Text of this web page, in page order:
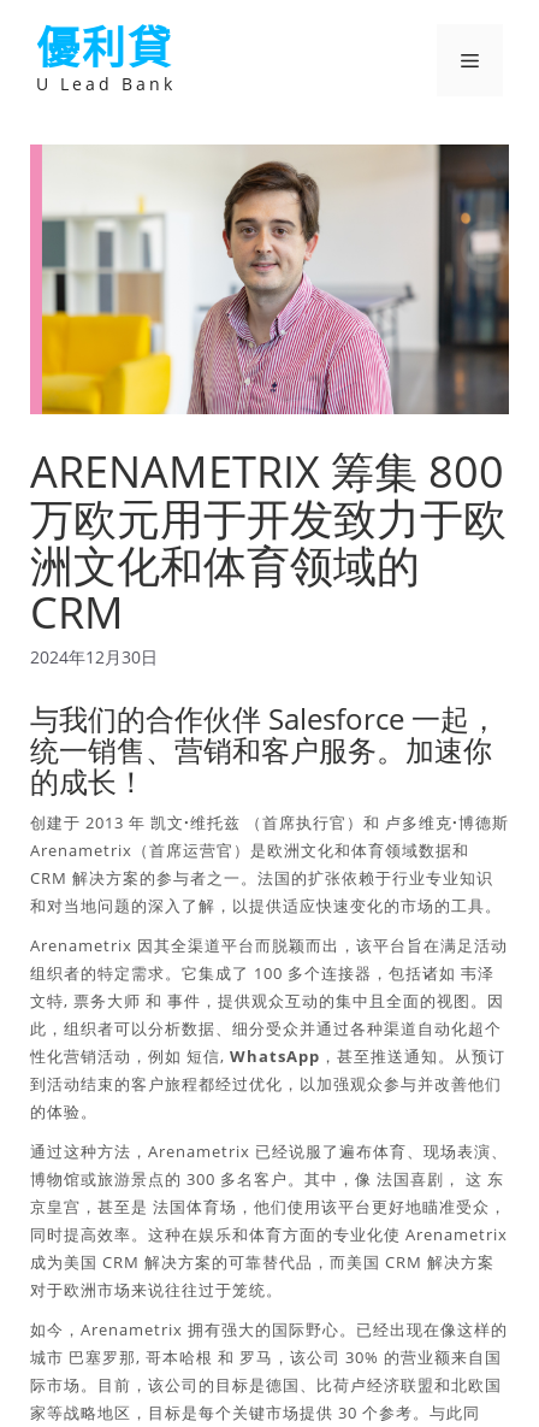
優利貸
U Lead Bank
選
ARENAMETRIX 筹集 800
万欧元用于开发致力于欧
洲文化和体育领域的
CRM
2024年12月30日
与我们的合作伙伴 Salesforce 一起，
统一销售、营销和客户服务。加速你
的成长！
创建于 2013 年 凯文·维托兹 （首席执行官）和 卢多维克·博德斯
Arenametrix（首席运营官）是欧洲文化和体育领域数据和
CRM 解决方案的参与者之一。法国的扩张依赖于行业专业知识
和对当地问题的深入了解，以提供适应快速变化的市场的工具。
Arenametrix 因其全渠道平台而脱颖而出，该平台旨在满足活动
组织者的特定需求。它集成了 100 多个连接器，包括诸如 韦泽
文特, 票务大师 和 事件 ，提供观众互动的集中且全面的视图。因
此，组织者可以分析数据、细分受众并通过各种渠道自动化超个
性化营销活动，例如 短信, WhatsApp ，甚至推送通知。从预订
到活动结束的客户旅程都经过优化，以加强观众参与并改善他们
的体验。
通过这种方法，Arenametrix 已经说服了遍布体育、现场表演、
博物馆或旅游景点的 300 多名客户。其中，像 法国喜剧 ， 这 东
京皇宫 ，甚至是 法国体育场 ，他们使用该平台更好地瞄准受众，
同时提高效率。这种在娱乐和体育方面的专业化使 Arenametrix
成为美国 CRM 解决方案的可靠替代品，而美国 CRM 解决方案
对于欧洲市场来说往往过于笼统。
如今，Arenametrix 拥有强大的国际野心。已经出现在像这样的
城市 巴塞罗那, 哥本哈根 和 罗马 ，该公司 30% 的营业额来自国
际市场。目前，该公司的目标是德国、比荷卢经济联盟和北欧国
家等战略地区，目标是每个关键市场提供 30 个参考。与此同